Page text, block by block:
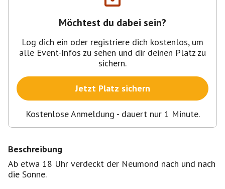
Möchtest du dabei sein?
Log dich ein oder registriere dich kostenlos, um
alle Event-Infos zu sehen und dir deinen Platz zu
sichern.
Jetzt Platz sichern
Kostenlose Anmeldung - dauert nur 1 Minute.
Beschreibung
Ab etwa 18 Uhr verdeckt der Neumond nach und nach
die Sonne.